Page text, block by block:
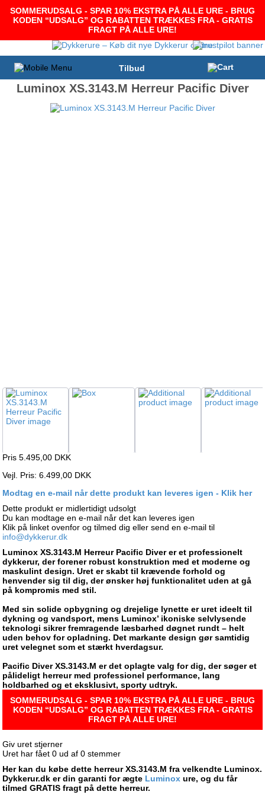
SOMMERUDSALG - SPAR 10% EKSTRA PÅ ALLE URE - BRUG
KODEN “UDSALG” OG RABATTEN TRÆKKES FRA - GRATIS
FRAGT PÅ ALLE URE!
Tilbud
Luminox XS.3143.M Herreur Pacific Diver
Pris 5.495,00 DKK
Vejl. Pris: 6.499,00 DKK
Modtag en e-mail når dette produkt kan leveres igen - Klik her
Dette produkt er midlertidigt udsolgt
Du kan modtage en e-mail når det kan leveres igen
Klik på linket ovenfor og tilmed dig eller send en e-mail til
info@dykkerur.dk
Luminox XS.3143.M Herreur Pacific Diver er et professionelt
dykkerur, der forener robust konstruktion med et moderne og
maskulint design. Uret er skabt til krævende forhold og
henvender sig til dig, der ønsker høj funktionalitet uden at gå
på kompromis med stil.
Med sin solide opbygning og drejelige lynette er uret ideelt til
dykning og vandsport, mens Luminox’ ikoniske selvlysende
teknologi sikrer fremragende læsbarhed døgnet rundt – helt
uden behov for opladning. Det markante design gør samtidig
uret velegnet som et stærkt hverdagsur.
Pacific Diver XS.3143.M er det oplagte valg for dig, der søger et
pålideligt herreur med professionel performance, lang
holdbarhed og et eksklusivt, sporty udtryk.
SOMMERUDSALG - SPAR 10% EKSTRA PÅ ALLE URE - BRUG
KODEN “UDSALG” OG RABATTEN TRÆKKES FRA - GRATIS
FRAGT PÅ ALLE URE!
Giv uret stjerner
Uret har fået 0 ud af 0 stemmer
Her kan du købe dette herreur XS.3143.M fra velkendte Luminox.
Dykkerur.dk er din garanti for ægte Luminox ure, og du får
tilmed GRATIS fragt på dette herreur.